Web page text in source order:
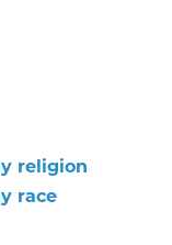
religion
race